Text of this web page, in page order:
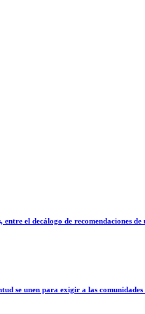
el decálogo de recomendaciones
se unen para exigir a las